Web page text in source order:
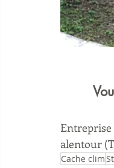
Entreprise
alentour
Cache clim